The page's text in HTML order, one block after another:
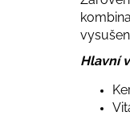
Hlavní